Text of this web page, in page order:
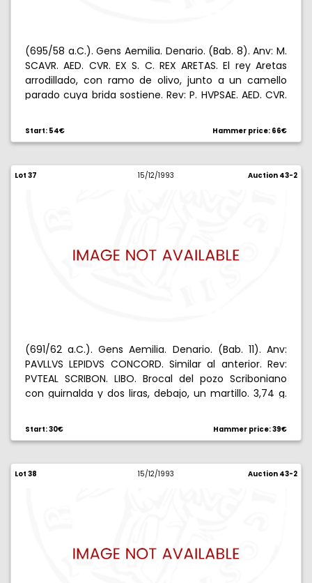
(695/58 a.C.). Gens Aemilia. Denario. (Bab. 8). Anv: M.
SCAVR. AED. CVR. EX S. C. REX ARETAS. El rey Aretas
arrodillado, con ramo de olivo, junto a un camello
parado cuya brida sostiene. Rev: P. HVPSAE. AED. CVR.
paso a izquierda, escorpión bajo los caballos. 4,04 g.
Escasa. EBC.
Start: 54€ Hammer price: 66€
Lot 37 15/12/1993 Auction 43-2
(691/62 a.C.). Gens Aemilia. Denario. (Bab. 11). Anv:
PAVLLVS LEPIDVS CONCORD. Similar al anterior. Rev:
PVTEAL SCRIBON. LIBO. Brocal del pozo Scriboniano
con guirnalda y dos liras, debajo, un martillo. 3,74 g.
Start: 30€ Hammer price: 39€
Lot 38 15/12/1993 Auction 43-2